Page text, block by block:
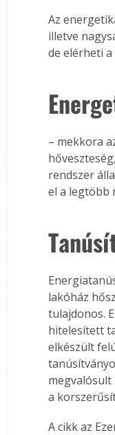
Virágoskert:
teraszon,
Az
illetve
de elérheti a
– mekkora
rendszer
el a legtöbb
lakóház
tulajdonos.
hitelesített
elkészült
megvalósult
a
A cikk az